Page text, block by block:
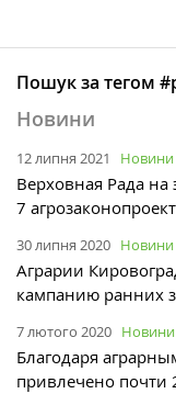
Пошук за тегом
Новини
12 липня 2021 Новини
Верховная Рада на
7
30 липня 2020 Новини
Аграрии
кампанию ранних
7 лютого 2020 Новини
Благодаря
привлечено почти